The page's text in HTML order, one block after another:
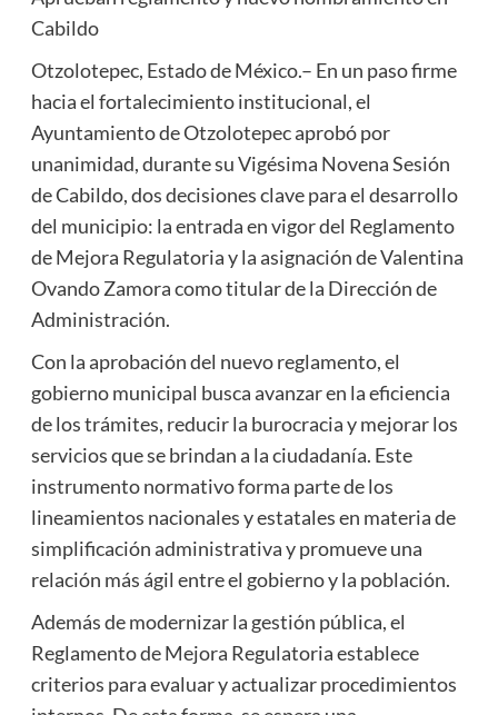
Cabildo
Otzolotepec, Estado de México.– En un paso firme
hacia el fortalecimiento institucional, el
Ayuntamiento de Otzolotepec aprobó por
unanimidad, durante su Vigésima Novena Sesión
de Cabildo, dos decisiones clave para el desarrollo
del municipio: la entrada en vigor del Reglamento
de Mejora Regulatoria y la asignación de Valentina
Ovando Zamora como titular de la Dirección de
Administración.
Con la aprobación del nuevo reglamento, el
gobierno municipal busca avanzar en la eficiencia
de los trámites, reducir la burocracia y mejorar los
servicios que se brindan a la ciudadanía. Este
instrumento normativo forma parte de los
lineamientos nacionales y estatales en materia de
simplificación administrativa y promueve una
relación más ágil entre el gobierno y la población.
Además de modernizar la gestión pública, el
Reglamento de Mejora Regulatoria establece
criterios para evaluar y actualizar procedimientos